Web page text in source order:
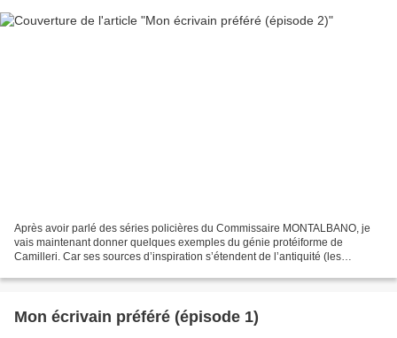
Après avoir parlé des séries policières du Commissaire MONTALBANO, je
vais maintenant donner quelques exemples du génie protéiforme de
Camilleri. Car ses sources d’inspiration s’étendent de l’antiquité (les
Mon écrivain préféré (épisode 1)